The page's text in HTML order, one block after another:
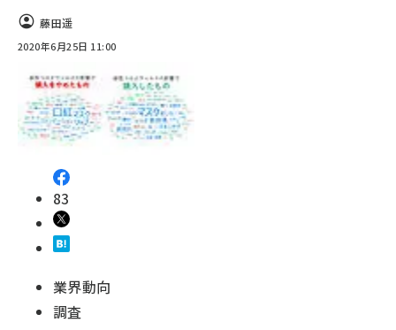
ビィ・フォアード (786)
revico (746)
藤田遥
2020年6月25日 11:00
83
業界動向
調査